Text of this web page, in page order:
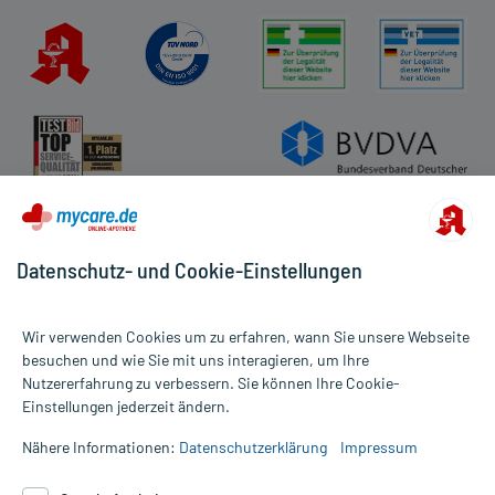
Alle Preise gelten inkl. MwSt., ggf. zzgl. Versandkosten
Informationen auf dieser Website werden ausschließlich für
die Untersuchung und Behandlung durch einen Arzt. Bitte
Datenschutz- und Cookie-Einstellungen
Wir verwenden Cookies um zu erfahren, wann Sie unsere Webseite
besuchen und wie Sie mit uns interagieren, um Ihre
Nutzererfahrung zu verbessern. Sie können Ihre Cookie-
Einstellungen jederzeit ändern.
Nähere Informationen: Datenschutzerklärung Impressum